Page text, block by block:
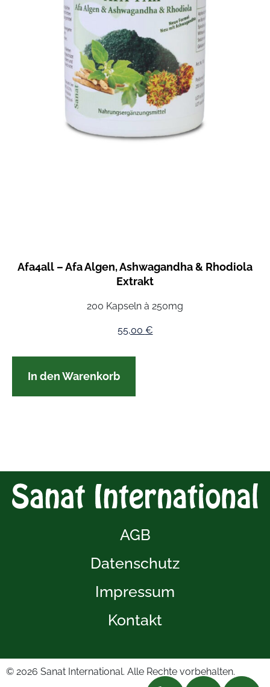
Afa4all – Afa Algen, Ashwagandha & Rhodiola
Extrakt
200 Kapseln à 250mg
55,00 €
In den Warenkorb
AGB
Datenschutz
Impressum
Kontakt
© 2026 Sanat International. Alle Rechte vorbehalten.